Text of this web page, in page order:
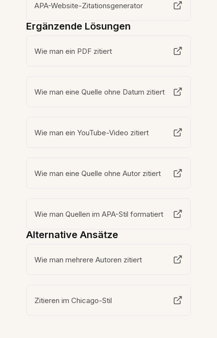
APA-Website-Zitationsgenerator
Ergänzende Lösungen
Wie man ein PDF zitiert
Wie man eine Quelle ohne Datum zitiert
Wie man ein YouTube-Video zitiert
Wie man eine Quelle ohne Autor zitiert
Wie man Quellen im APA-Stil formatiert
Alternative Ansätze
Wie man mehrere Autoren zitiert
Zitieren im Chicago-Stil